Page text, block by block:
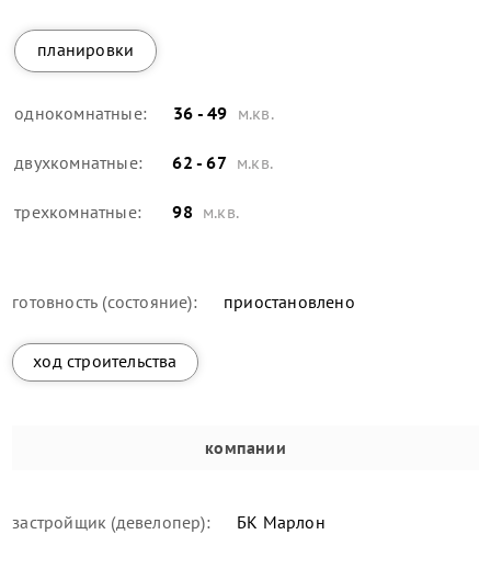
планировки
однокомнатные: 36 - 49 м.кв.
двухкомнатные: 62 - 67 м.кв.
трехкомнатные: 98 м.кв.
готовность (состояние): приостановлено
ход строительства
компании
застройщик (девелопер): БК Марлон